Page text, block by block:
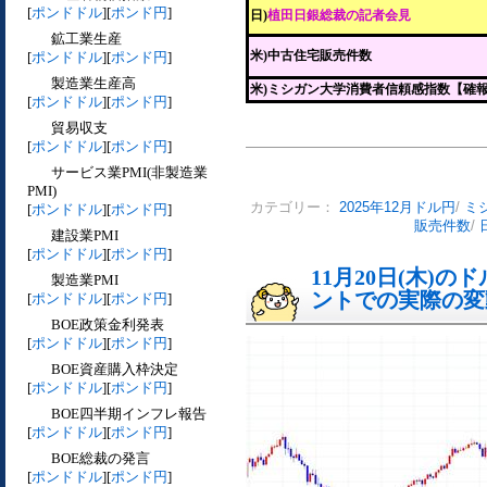
[ポンドドル][ポンド円]
鉱工業生産
[ポンドドル][ポンド円]
製造業生産高
[ポンドドル][ポンド円]
貿易収支
[ポンドドル][ポンド円]
サービス業PMI(非製造業
PMI)
[ポンドドル][ポンド円]
建設業PMI
[ポンドドル][ポンド円]
製造業PMI
[ポンドドル][ポンド円]
BOE政策金利発表
[ポンドドル][ポンド円]
BOE資産購入枠決定
[ポンドドル][ポンド円]
BOE四半期インフレ報告
[ポンドドル][ポンド円]
BOE総裁の発言
[ポンドドル][ポンド円]
日)植田日銀総裁の記者会見
米)中古住宅販売件数
米)ミシガン大学消費者信頼感指数【確
カテゴリー： 2025年12月ドル円/ ミ
販売件数/
11月20日(木)の
ントでの実際の